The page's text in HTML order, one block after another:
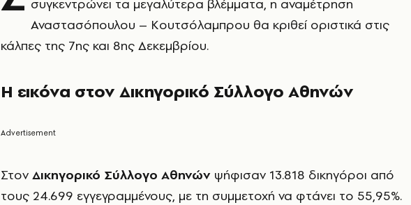
συγκεντρώνει τα μεγαλύτερα βλέμματα, η αναμέτρηση
Αναστασόπουλου – Κουτσόλαμπρου θα κριθεί οριστικά στις
κάλπες της 7ης και 8ης Δεκεμβρίου.
Η εικόνα στον Δικηγορικό Σύλλογο Αθηνών
Στον Δικηγορικό Σύλλογο Αθηνών ψήφισαν 13.818 δικηγόροι από
τους 24.699 εγγεγραμμένους, με τη συμμετοχή να φτάνει το 55,95%.